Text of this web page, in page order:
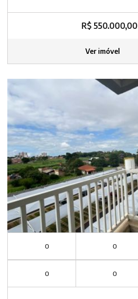
R$ 550.000,00
Ver imóvel
0 0
0 0